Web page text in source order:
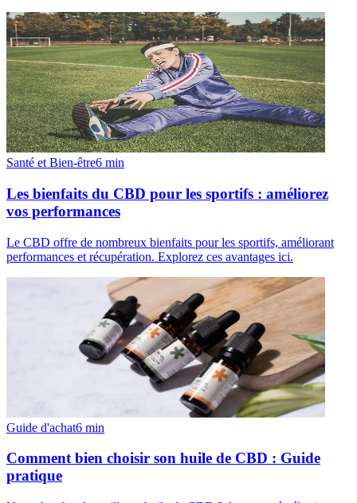
Santé et Bien-être6 min
Les bienfaits du CBD pour les sportifs : améliorez
vos performances
Le CBD offre de nombreux bienfaits pour les sportifs, améliorant
performances et récupération. Explorez ces avantages ici.
Guide d'achat6 min
Comment bien choisir son huile de CBD : Guide
pratique